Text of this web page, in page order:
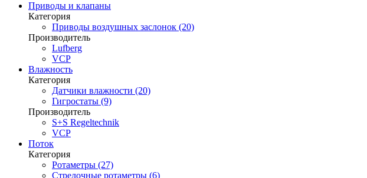
Приводы и клапаны
Категория
Приводы воздушных заслонок (20)
Производитель
Lufberg
VCP
Влажность
Категория
Датчики влажности (20)
Гигростаты (9)
Производитель
S+S Regeltechnik
VCP
Поток
Категория
Ротаметры (27)
Стрелочные ротаметры (6)